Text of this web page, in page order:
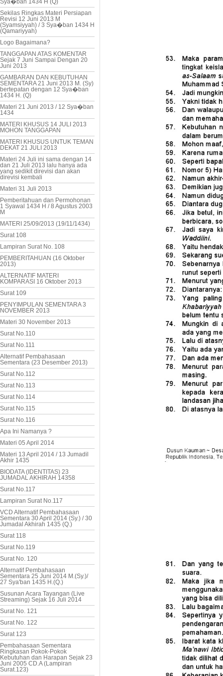
Sya�ban 1434 H (Q)
Sekilas Ringkas Materi Persiapan
Revisi 12 Juni 2013 M
(Syamsiyyah) / 3 Sya�ban 1434 H
(Qamariyyah)
Logo Bagaimana?
TANGGAPAN ATAS KOMENTAR
Sejak 7 Juni Sampai Dengan 20
Juni 2013
GAMBARAN DAN KEBUTUHAN
SEMENTARA 21 Juni 2013 M. (Sy)
bertepatan dengan 12 Sya�ban
1434 H. (Q)
Materi 21 Juni 2013 / 12 Sya�ban
1434
MATERI KHUSUS 14 JULI 2013
MOHON TANGGAPAN
MATERI KHUSUS UNTUK TEMAN
DEKAT 21 JULI 2013
Materi 24 Juli ini sama dengan 14
dan 21 Juli 2013 lalu hanya ada
yang sedikit direvisi dan akan
direvisi kembali
Materi 31 Juli 2013
Pemberitahuan dan Permohonan
1 Syawal 1434 H / 8 Agustus 2003
M
MATERI 25/09/2013 (19/11/1434)
Surat 108
Lampiran Surat No. 108
PEMBERITAHUAN (16 Oktober
2013)
ALTERNATIF MATERI
KOMPARASI 16 Oktober 2013
Surat 109
PENYIMPULAN SEMENTARA 3
NOVEMBER 2013
Materi 30 November 2013
Surat No.110
Surat No.111
Alternatif Pembahasaan
Sementara (23 Desember 2013)
Surat No.112
Surat No.113
Surat No.114
Surat No.115
Surat No.116
Apa Ini Namanya ?
Materi 05 April 2014
Materi 13 April 2014 / 13 Jumadil
Akhir 1435
BIODATA (IDENTITAS) 23
JUMADAL AKHIRAH 14358
Surat No.117
Lampiran Surat No.117
VCD Alternatif Pembahasaan
Sementara 30 April 2014 (Sy.) / 30
Jumadal Akhirah 1435 (Q.)
Surat 118
Surat No.119
Surat No. 120
Alternatif Pembahasaan
Sementara 25 Juni 2014 M.(Sy.)/
27 Sya'ban 1435 H.(Q.)
Susunan Acara Tayangan (Live
Streaming) Sejak 16 Juli 2014
Surat No. 121
Surat No. 122
Surat 123
Pembahasaan Sementara
Ringkasan Pokok-Pokok
Kebutuhan dan Harapan Sejak 23
Juni 2005 CD.A (Lampiran
Surat.123)